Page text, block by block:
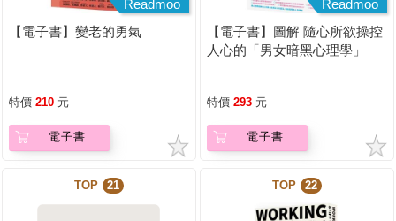
Readmoo
【電子書】變老的勇氣
特價 210 元
電子書
Readmoo
【電子書】圖解 隨心所欲操控
人心的「男女暗黑心理學」
特價 293 元
電子書
TOP 21 TOP 22